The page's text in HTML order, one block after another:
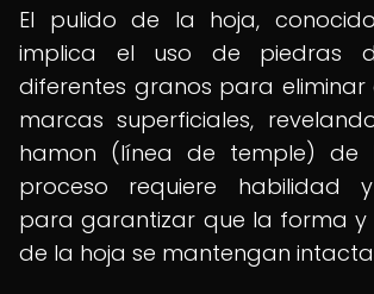
El pulido de la hoja,
implica el uso de piedras
diferentes granos para eliminar
marcas superficiales,
hamon (línea de temple) de
proceso requiere habilidad y
para garantizar que la forma y
de la hoja se mantengan